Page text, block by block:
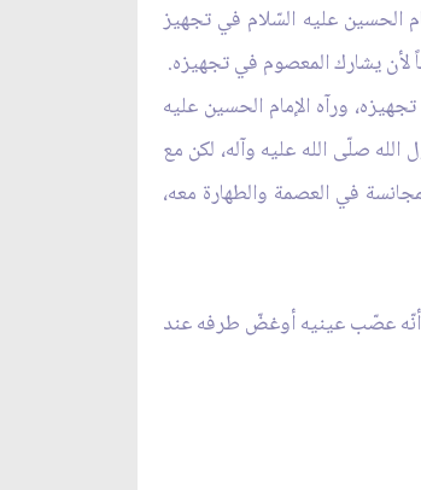
الحسين عليه السّلام في تجهيز
لأن يشارك المعصوم في تجهيزه.
ورآه الإمام الحسين عليه
صلّى الله عليه وآله، لكن مع
في العصمة والطهارة معه،
أنّه عصّب عينيه أوغضّ طرفه عند